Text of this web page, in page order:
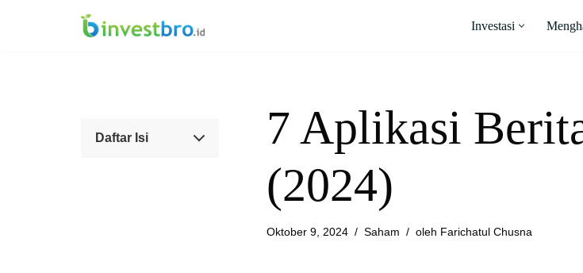
Investasi
Daftar Isi
7 Aplikasi
(2024)
Oktober 9, 2024 Saham oleh Farichatul Chusna